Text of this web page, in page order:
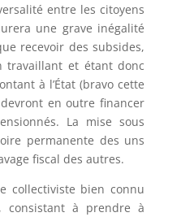
entre les citoyens
une grave inégalité
recevoir des subsides,
travaillant et étant donc
à l’État (bravo cette
en outre financer
La mise sous
permanente des uns
fiscal des autres.
collectiviste bien connu
consistant à prendre à